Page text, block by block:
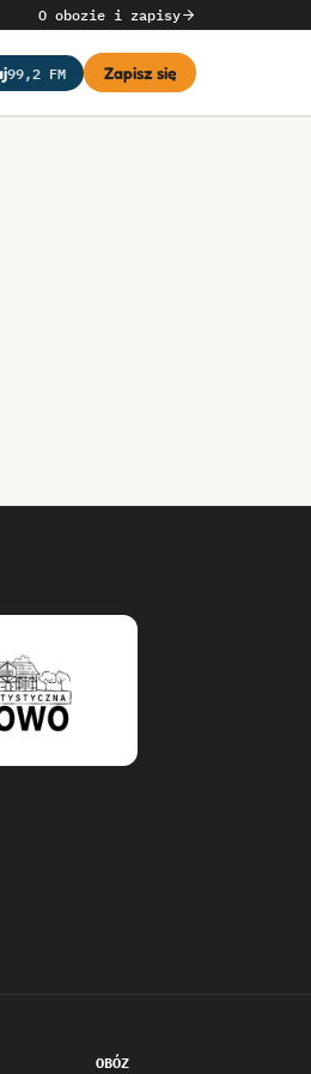
O obozie i zapisy
99,2 FM Zapisz się
OBÓZ